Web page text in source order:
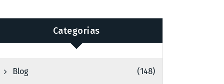
Categorias
Blog (148)